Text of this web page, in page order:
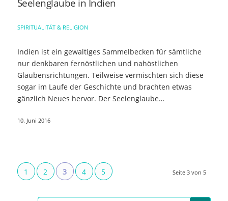
Seelenglaube in Indien
SPIRITUALITÄT & RELIGION
Indien ist ein gewaltiges Sammelbecken für sämtliche
nur denkbaren fernöstlichen und nahöstlichen
Glaubensrichtungen. Teilweise vermischten sich diese
sogar im Laufe der Geschichte und brachten etwas
gänzlich Neues hervor. Der Seelenglaube…
10. Juni 2016
Seite 3 von 5
1 2 3 4 5